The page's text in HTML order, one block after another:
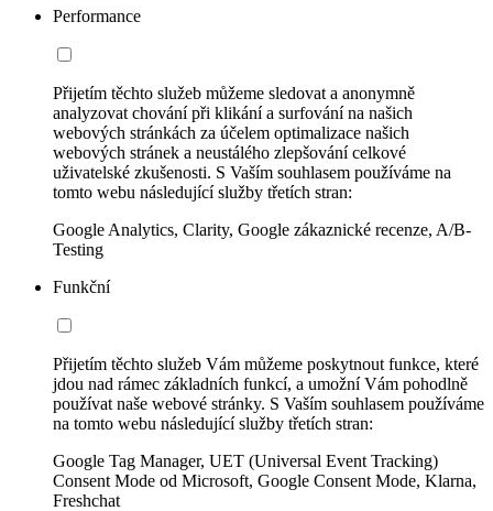
Performance
Přijetím těchto služeb můžeme sledovat a anonymně
analyzovat chování při klikání a surfování na našich
webových stránkách za účelem optimalizace našich
webových stránek a neustálého zlepšování celkové
uživatelské zkušenosti. S Vaším souhlasem používáme na
tomto webu následující služby třetích stran:
Google Analytics, Clarity, Google zákaznické recenze, A/B-
Testing
Funkční
Přijetím těchto služeb Vám můžeme poskytnout funkce, které
jdou nad rámec základních funkcí, a umožní Vám pohodlně
používat naše webové stránky. S Vaším souhlasem používáme
na tomto webu následující služby třetích stran:
Google Tag Manager, UET (Universal Event Tracking)
Consent Mode od Microsoft, Google Consent Mode, Klarna,
Freshchat